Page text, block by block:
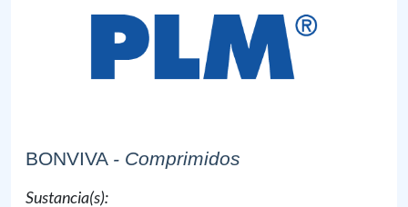
BONVIVA - Comprimidos
Sustancia(s):